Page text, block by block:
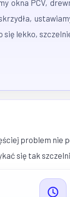
okna PCV,
się lekko,
problem nie
się tak